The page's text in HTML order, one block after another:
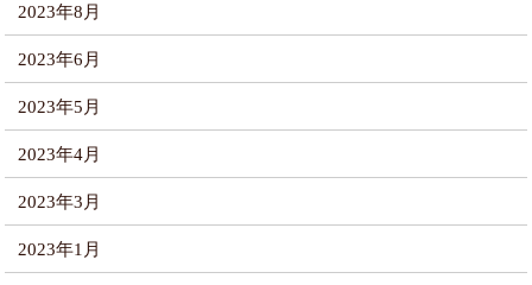
2023年8月
2023年6月
2023年5月
2023年4月
2023年3月
2023年1月